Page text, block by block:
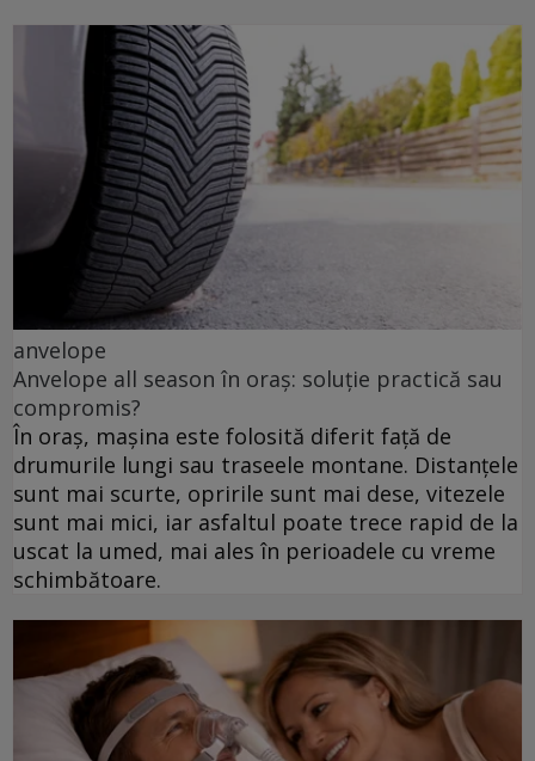
anvelope
Anvelope all season în oraș: soluție practică sau
compromis?
În oraș, mașina este folosită diferit față de
drumurile lungi sau traseele montane. Distanțele
sunt mai scurte, opririle sunt mai dese, vitezele
sunt mai mici, iar asfaltul poate trece rapid de la
uscat la umed, mai ales în perioadele cu vreme
schimbătoare.